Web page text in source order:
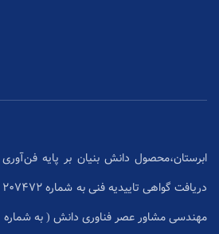
مهندسی مشاور عصر فناوری دانش ( به شماره ۱۰۳۲۸۶-۰۰۲۵۹-۸ ) می باشد.